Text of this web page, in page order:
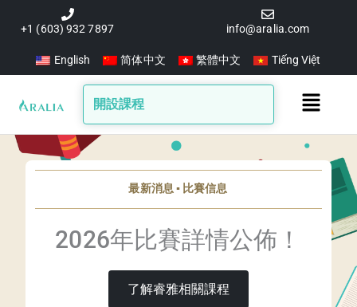
要
+1 (603) 932 7897 info@aralia.com
English 简体中文 繁體中文 Tiếng Việt
開設課程
Main
最新消息 ▪️ 比賽信息
2026年比賽詳情公佈！
了解睿雅相關課程